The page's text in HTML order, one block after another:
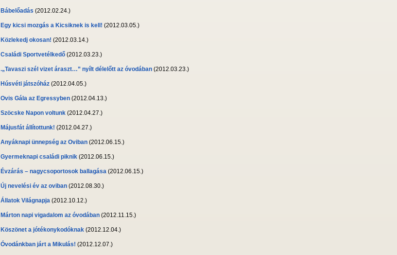
Bábelőadás (2012.02.24.)
Egy kicsi mozgás a Kicsiknek is kell! (2012.03.05.)
Közlekedj okosan! (2012.03.14.)
Családi Sportvetélkedő (2012.03.23.)
.„Tavaszi szél vizet áraszt…” nyílt délelőtt az óvodában (2012.03.23.)
Húsvéti játszóház (2012.04.05.)
Ovis Gála az Egressyben (2012.04.13.)
Szöcske Napon voltunk (2012.04.27.)
Májusfát állítottunk! (2012.04.27.)
Anyáknapi ünnepség az Oviban (2012.06.15.)
Gyermeknapi családi piknik (2012.06.15.)
Évzárás – nagycsoportosok ballagása (2012.06.15.)
Új nevelési év az oviban (2012.08.30.)
Állatok Világnapja (2012.10.12.)
Márton napi vigadalom az óvodában (2012.11.15.)
Köszönet a jótékonykodóknak (2012.12.04.)
Óvodánkban járt a Mikulás! (2012.12.07.)